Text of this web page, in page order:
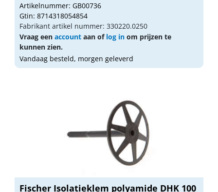
Artikelnummer: GB00736
Gtin: 8714318054854
Fabrikant artikel nummer: 330220.0250
Vraag een account aan of log in om prijzen te
kunnen zien.
Vandaag besteld, morgen geleverd
Fischer Isolatieklem polyamide DHK 100